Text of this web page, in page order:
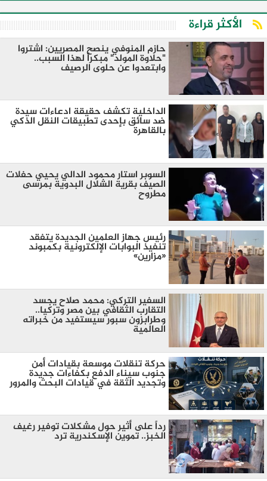
الأكثر قراءة
​حازم المنوفي ينصح المصريين: اشتروا
"حلاوة المولد" مبكراً لهذا السبب..
وابتعدوا عن حلوى الرصيف
الداخلية تكشف حقيقة ادعاءات سيدة
ضد سائق بإحدى تطبيقات النقل الذكي
بالقاهرة
السوبر استار محمود الدالي يحيي حفلات
الصيف بقرية الشلال البدوية بمرسى
مطروح
رئيس جهاز العلمين الجديدة يتفقد
تنفيذ البوابات الإلكترونية بكمبوند
«مزارين»
السفير التركي: محمد صلاح يجسد
التقارب الثقافي بين مصر وتركيا..
وطرابزون سبور سيستفيد من خبراته
العالمية
حركة تنقلات موسعة بقيادات أمن
جنوب سيناء الدفع بكفاءات جديدة
وتجديد الثقة في قيادات البحث والمرور
رداً على أثير حول مشكلات توفير رغيف
الخبز.. تموين الإسكندرية ترد